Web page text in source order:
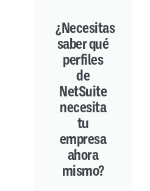
¿Necesitas
saber qué
perfiles
de
NetSuite
necesita
tu
empresa
ahora
mismo?